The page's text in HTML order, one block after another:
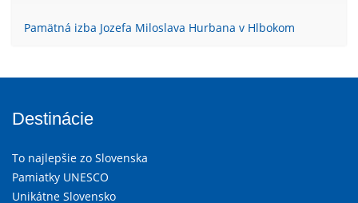
Pamätná izba Jozefa Miloslava Hurbana v Hlbokom
Destinácie
To najlepšie zo Slovenska
Pamiatky UNESCO
Unikátne Slovensko